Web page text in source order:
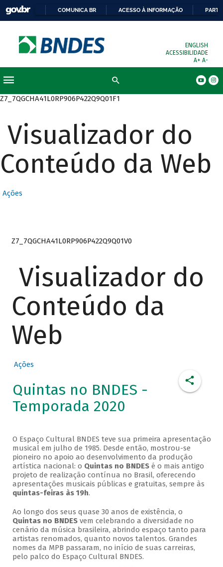
COMUNICA BR ACESSO À INFORMAÇÃO
ENGLISH
ACESSIBILIDADE
A+ A-
Z7_7QGCHA41L0RP906P422Q9Q01F1
Visualizador do
Conteúdo da Web
Ações
Z7_7QGCHA41L0RP906P422Q9Q01V0
Visualizador do
Conteúdo da
Web
Ações
Quintas no BNDES -
Temporada 2020
O Espaço Cultural BNDES teve sua primeira apresentação
musical em julho de 1985. Desde então, mostrou-se
pioneiro no apoio ao desenvolvimento da produção
artística nacional: o Quintas no BNDESé o mais antigo
projeto de realização contínua no Brasil, oferecendo
apresentações musicais públicas e gratuitas, sempre às
quintas-feiras às 19h.
Ao longo dos seus quase 30 anos de existência, o
Quintas no BNDESvem celebrando a diversidade no
cenário da música brasileira, abrindo espaço tanto para
artistas renomados, quanto novos talentos. Grandes
nomes da MPB passaram, no início de suas carreiras,
pelo palco do Espaço Cultural BNDES.